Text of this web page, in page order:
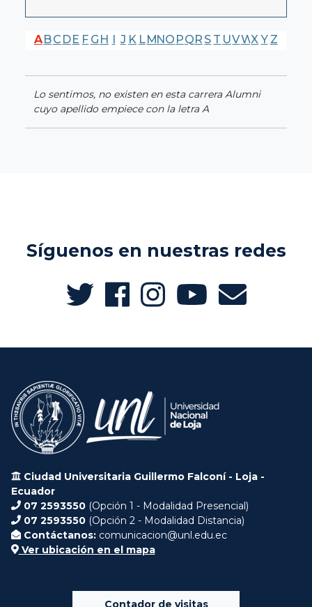
ABC DE F G H I J K LMNO PQR S T UVWX Y Z
Lo sentimos, no existen en esta carrera Alumni
cuyo apellido empiece con la letra A
Síguenos en nuestras redes
Ciudad Universitaria Guillermo Falconí - Loja -
Ecuador
07 2593550 (Opción 1 - Modalidad Presencial)
07 2593550 (Opción 2 - Modalidad Distancia)
Contáctanos: comunicacion@unl.edu.ec
Ver ubicación en el mapa
Contador de visitas